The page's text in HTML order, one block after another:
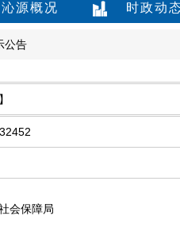
沁源概况 时政动
公告
会保障局